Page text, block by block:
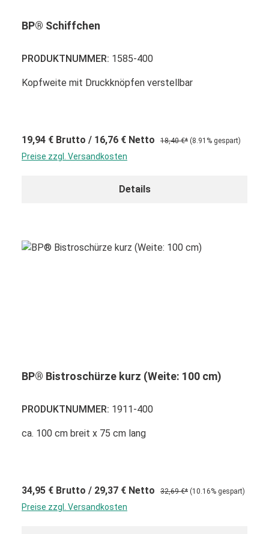
BP® Schiffchen
PRODUKTNUMMER: 1585-400
Kopfweite mit Druckknöpfen verstellbar
19,94 € Brutto / 16,76 € Netto 18,40 €* (8.91% gespart)
Preise zzgl. Versandkosten
Details
BP® Bistroschürze kurz (Weite: 100 cm)
PRODUKTNUMMER: 1911-400
ca. 100 cm breit x 75 cm lang
34,95 € Brutto / 29,37 € Netto 32,69 €* (10.16% gespart)
Preise zzgl. Versandkosten